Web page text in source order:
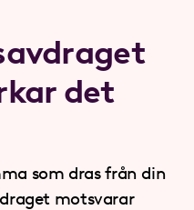
det
som dras från din
motsvarar